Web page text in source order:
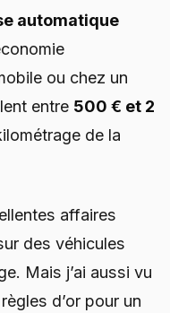
automatique
ou chez un
entre 500 € et 2
de la
affaires
des véhicules
Mais j’ai aussi vu
d’or pour un